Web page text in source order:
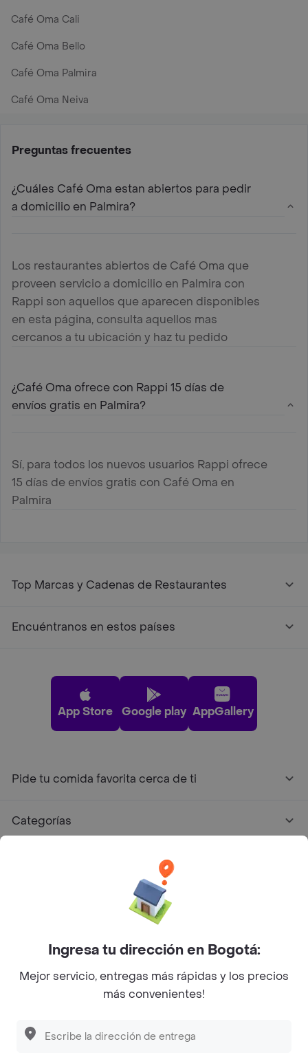
Descubre las PROMOCIONES que tenemos
Café Oma Cali
Café Oma Bello
Café Oma Palmira
Café Oma Neiva
Preguntas frecuentes
¿Cuáles Café Oma estan abiertos para pedir
a domicilio en Palmira?
Los restaurantes abiertos de Café Oma que
proveen servicio a domicilio en Palmira con
Rappi son aquellos que aparecen disponibles
en esta página, consulta aquellos mas
cercanos a tu ubicación y haz tu pedido
¿Café Oma ofrece con Rappi 15 días de
envíos gratis en Palmira?
Sí, para todos los nuevos usuarios Rappi ofrece
15 días de envíos gratis con Café Oma en
Palmira
Top Marcas y Cadenas de Restaurantes
Encuéntranos en estos países
App Store Google play AppGallery
Pide tu comida favorita cerca de ti
Categorías
Facebook
Twitter
Instagram
©2026Rappi Inc. All rights reserved.
Ingresa tu dirección en Bogotá:
Mejor servicio, entregas más rápidas y los precios
más convenientes!